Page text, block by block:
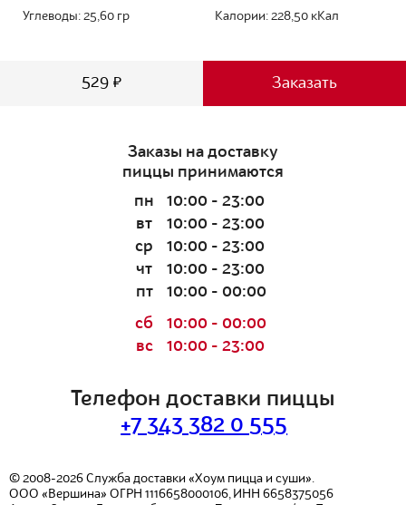
Углеводы: 25,60 гр Калории: 228,50кКал
529 ₽ Заказать
Телефон доставки пиццы
+7 343 382 0 555
© 2008-2026 Служба доставки «Хоум пицца и суши».
ООО «Вершина» ОГРН 1116658000106, ИНН 6658375056
Заказы на доставку
пиццы принимаются
пн
10:00 - 23:00
вт
10:00 - 23:00
ср
10:00 - 23:00
чт
10:00 - 23:00
пт
10:00 - 00:00
сб
10:00 - 00:00
вс
10:00 - 23:00